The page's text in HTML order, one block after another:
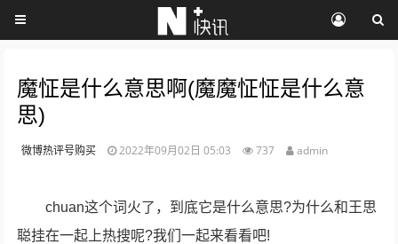
魔怔是什么意思啊(魔魔怔怔是什么意
思)
微博热评号购买 2022年09月02日 05:03 737 admin
chuan这个词火了，到底它是什么意思?为什么和王思
聪挂在一起上热搜呢?我们一起来看看吧!